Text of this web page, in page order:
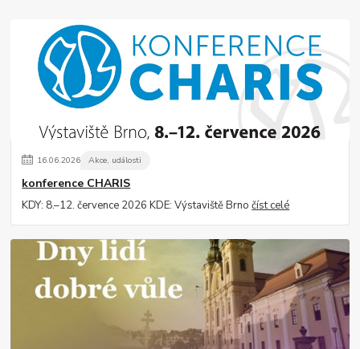
16.06.2026 Akce, události
konference CHARIS
KDY: 8.–12. července 2026 KDE: Výstaviště Brnočíst celé